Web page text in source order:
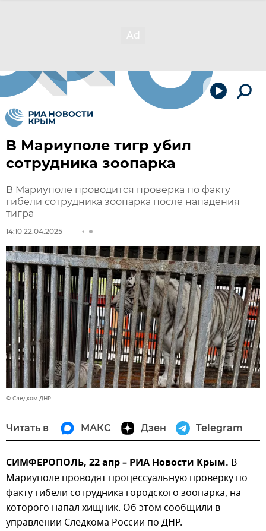
В Мариуполе тигр убил
сотрудника зоопарка
В Мариуполе проводится проверка по факту
гибели сотрудника зоопарка после нападения
тигра
14:10 22.04.2025
© Следком ДНР
Читать в МАКС Дзен Telegram
СИМФЕРОПОЛЬ, 22 апр – РИА Новости Крым. В
Мариуполе проводят процессуальную проверку по
факту гибели сотрудника городского зоопарка, на
которого напал хищник. Об этом сообщили в
управлении Следкома России по ДНР.